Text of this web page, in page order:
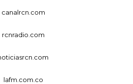
canalrcn.com
rcnradio.com
lafm.com.co